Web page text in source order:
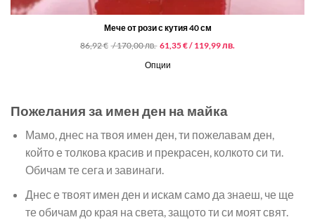
Мече от рози с кутия 40 см
86,92€ / 170,00 лв. Original
price
was:
86,92 €
61,35€/ 119,99 лв.
Опции
Пожелания за имен ден на майка
Мамо, днес на твоя имен ден, ти пожелавам ден,
който е толкова красив и прекрасен, колкото си ти.
Обичам те сега и завинаги.
Днес е твоят имен ден и искам само да знаеш, че ще
те обичам до края на света, защото ти си моят свят.